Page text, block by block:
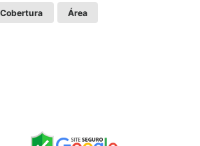
Cobertura Área